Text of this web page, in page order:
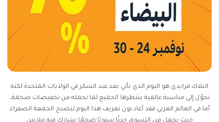
البلاك فرايدي هو اليوم الذي يأتي بعد عيد الشكر في الولايات المتحدة لكنه
تحوّل إلى مناسبة عالمية ينتظرها الجميع لما تحمله من تخفيضات ضخمة،
أما في العالم العربي فقد أعاد نون تعريف هذا اليوم ليصبح الجمعة الصفراء